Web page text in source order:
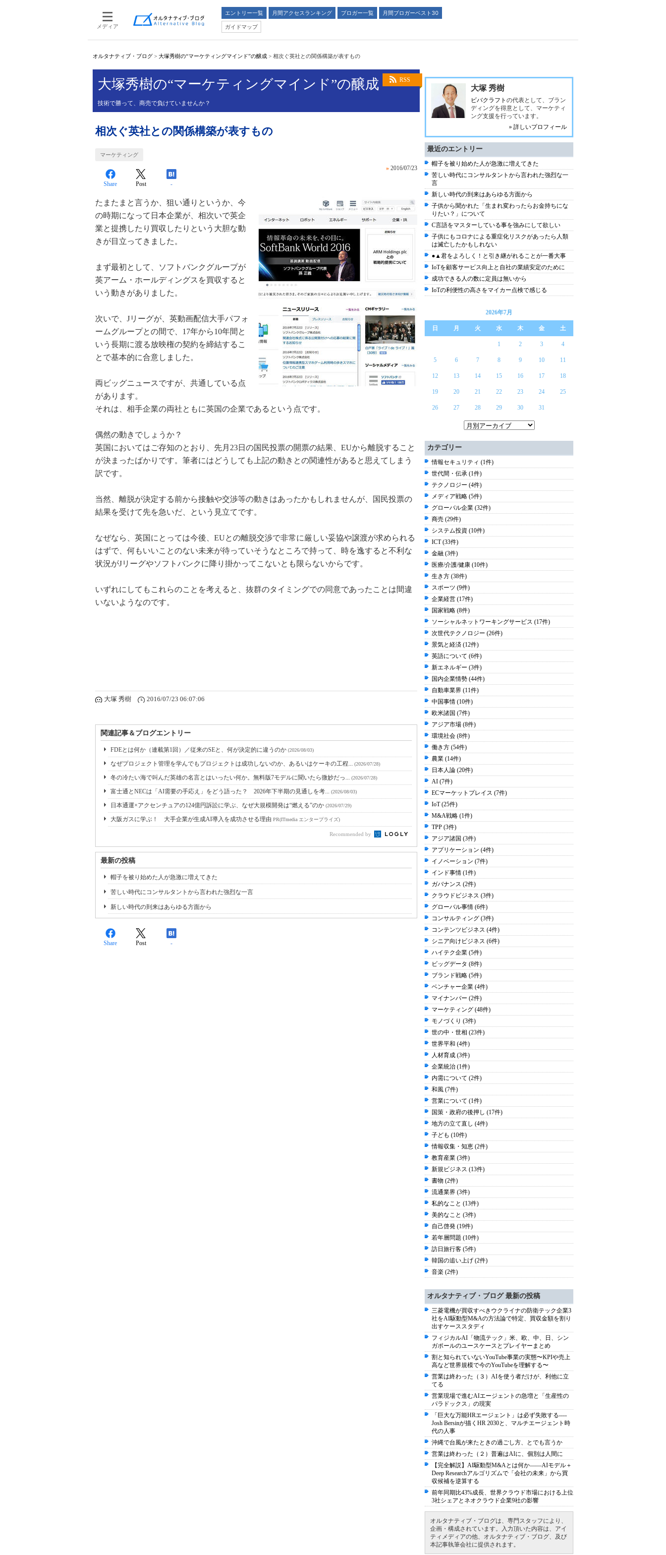
メディア
エントリー一覧 月間アクセスランキング ブロガー一覧
月間ブロガーベスト30
ガイドマップ
オルタナティブ・ブログ > 大塚秀樹の“マーケティングマインド”の醸成 > 相次ぐ英社との関係構築が表すもの
RSS
大塚秀樹の“マーケティングマインド”の醸成
技術で勝って、商売で負けていませんか？
相次ぐ英社との関係構築が表すもの
マーケティング
» 2016/07/23
Share Post -
たまたまと言うか、狙い通りというか、今
の時期になって日本企業が、相次いで英企
業と提携したり買収したりという大胆な動
きが目立ってきました。
まず最初として、ソフトバンクグループが
英アーム・ホールディングスを買収すると
いう動きがありました。
次いで、Jリーグが、英動画配信大手パフォ
ームグループとの間で、17年から10年間と
いう長期に渡る放映権の契約を締結するこ
とで基本的に合意しました。
両ビッグニュースですが、共通している点
があります。
それは、相手企業の両社ともに英国の企業であるという点です。
偶然の動きでしょうか？
英国においてはご存知のとおり、先月23日の国民投票の開票の結果、EUから離脱すること
が決まったばかりです。筆者にはどうしても上記の動きとの関連性があると思えてしまう
訳です。
当然、離脱が決定する前から接触や交渉等の動きはあったかもしれませんが、国民投票の
結果を受けて先を急いだ、という見立てです。
なぜなら、英国にとっては今後、EUとの離脱交渉で非常に厳しい妥協や譲渡が求められる
はずで、何もいいことのない未来が待っていそうなところで持って、時を逸すると不利な
状況がJリーグやソフトバンクに降り掛かってこないとも限らないからです。
いずれにしてもこれらのことを考えると、抜群のタイミングでの同意であったことは間違
いないようなのです。
大塚 秀樹 2016/07/23 06:07:06
関連記事＆ブログエントリー
FDEとは何か（連載第1回）／従来のSEと、何が決定的に違うのか (2026/08/03)
なぜプロジェクト管理を学んでもプロジェクトは成功しないのか、あるいはケーキの工程... (2026/07/28)
冬の冷たい海で叫んだ英雄の名言とはいったい何か。無料版7モデルに聞いたら微妙だっ... (2026/07/28)
富士通とNECは「AI需要の手応え」をどう語った？ 2026年下半期の見通しを考... (2026/08/03)
日本通運×アクセンチュアの124億円訴訟に学ぶ、なぜ大規模開発は“燃える”のか (2026/07/29)
大阪ガスに学ぶ！ 大手企業が生成AI導入を成功させる理由 PR(ITmedia エンタープライズ)
Recommended by
最新の投稿
帽子を被り始めた人が急激に増えてきた
苦しい時代にコンサルタントから言われた強烈な一言
新しい時代の到来はあらゆる方面から
Share Post -
大塚 秀樹
ビバクラフト の代表として、ブラン
ディングを得意として、マーケティ
ング支援を行っています。
» 詳しいプロフィール
最近のエントリー
帽子を被り始めた人が急激に増えてきた
苦しい時代にコンサルタントから言われた強烈な一
言
新しい時代の到来はあらゆる方面から
子供から聞かれた「生まれ変わったらお金持ちにな
りたい？」について
C言語をマスターしている事を強みにして欲しい
子供にもコロナによる重症化リスクがあったら人類
は滅亡したかもしれない
●▲君をよろしく！と引き継がれることが一番大事
IoTを顧客サービス向上と自社の業績安定のために
成功できる人の数に定員は無いから
IoTの利便性の高さをマイカー点検で感じる
2026年7月
日 月 火 水 木 金 土
1 2 3 4
5 6 7 8 9 10 11
12 13 14 15 16 17 18
19 20 21 22 23 24 25
26 27 28 29 30 31
カテゴリー
情報セキュリティ (1件)
世代間・伝承 (1件)
テクノロジー (4件)
メディア戦略 (5件)
グローバル企業 (32件)
商売 (29件)
システム投資 (10件)
ICT (33件)
金融 (3件)
医療/介護/健康 (10件)
生き方 (38件)
スポーツ (9件)
企業経営 (17件)
国家戦略 (8件)
ソーシャルネットワーキングサービス (17件)
次世代テクノロジー (26件)
景気と経済 (12件)
英語について (6件)
新エネルギー (3件)
国内企業情勢 (44件)
自動車業界 (11件)
中国事情 (10件)
欧米諸国 (7件)
アジア市場 (8件)
環境社会 (8件)
働き方 (54件)
農業 (14件)
日本人論 (20件)
AI (7件)
ECマーケットプレイス (7件)
IoT (25件)
M&A戦略 (1件)
TPP (3件)
アジア諸国 (3件)
アプリケーション (4件)
イノベーション (7件)
インド事情 (1件)
ガバナンス (2件)
クラウドビジネス (3件)
グローバル事情 (6件)
コンサルティング (3件)
コンテンツビジネス (4件)
シニア向けビジネス (6件)
ハイテク企業 (5件)
ビッグデータ (8件)
ブランド戦略 (5件)
ベンチャー企業 (4件)
マイナンバー (2件)
マーケティング (48件)
モノづくり (3件)
世の中・世相 (23件)
世界平和 (4件)
人材育成 (3件)
企業統治 (1件)
内需について (2件)
和風 (7件)
営業について (1件)
国策・政府の後押し (17件)
地方の立て直し (4件)
子ども (10件)
情報収集・知恵 (2件)
教育産業 (3件)
新規ビジネス (13件)
書物 (2件)
流通業界 (3件)
私的なこと (13件)
美的なこと (3件)
自己啓発 (19件)
若年層問題 (10件)
訪日旅行客 (5件)
韓国の追い上げ (2件)
音楽 (2件)
オルタナティブ・ブログ 最新の投稿
三菱電機が買収すべきウクライナの防衛テック企業3
社をAI駆動型M&Aの方法論で特定、買収金額を割り
出すケーススタディ
フィジカルAI「物流テック」米、欧、中、日、シン
ガポールのユースケースとプレイヤーまとめ
割と知られていないYouTube事業の実態〜KPIや売上
高など世界規模で今のYouTubeを理解する〜
営業は終わった（３）AIを使う者だけが、利他に立
てる
営業現場で進むAIエージェントの急増と「生産性の
パラドックス」の現実
「巨大な万能HRエージェント」は必ず失敗する----
Josh Bersinが描くHR 2030と、マルチエージェント時
代の人事
沖縄で台風が来たときの過ごし方、とでも言うか
営業は終わった（２）普遍はAIに、個別は人間に
【完全解説】AI駆動型M&Aとは何か――AIモデル＋
Deep Researchアルゴリズムで「会社の未来」から買
収候補を逆算する
前年同期比43%成長、世界クラウド市場における上位
3社シェアとネオクラウド企業9社の影響
オルタナティブ・ブログは、専門スタッフにより、
企画・構成されています。入力頂いた内容は、アイ
ティメディアの他、オルタナティブ・ブログ、及び
本記事執筆会社に提供されます。